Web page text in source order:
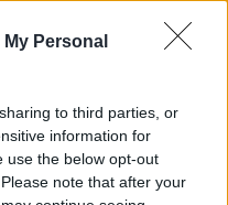
Personal
to third parties, or
information for
use the below opt-out
note that after your